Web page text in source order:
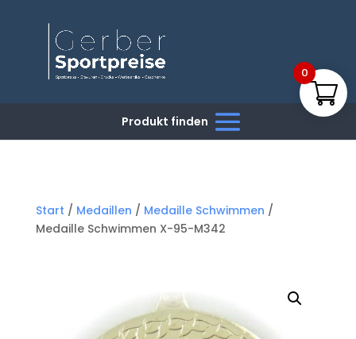
Start / Medaillen / Medaille Schwimmen /
Medaille Schwimmen X-95-M342
0